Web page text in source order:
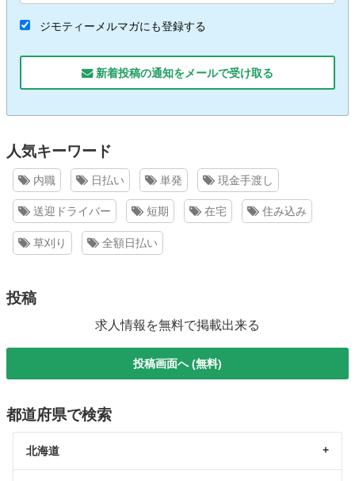
ジモティーメルマガにも登録する
新着投稿の通知をメールで受け取る
人気キーワード
内職 日払い 単発 現金手渡し
送迎ドライバー 短期 在宅 住み込み
草刈り 全額日払い
投稿
求人情報を無料で掲載出来る
投稿画面へ (無料)
都道府県で検索
北海道